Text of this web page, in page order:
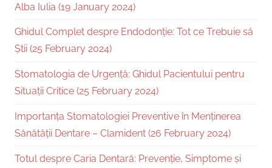
Alba Iulia (19 January 2024)
Ghidul Complet despre Endodonție: Tot ce Trebuie să
Știi (25 February 2024)
Stomatologia de Urgență: Ghidul Pacientului pentru
Situații Critice (25 February 2024)
Importanța Stomatologiei Preventive în Menținerea
Sănătății Dentare – Clamident (26 February 2024)
Totul despre Caria Dentară: Prevenție, Simptome și